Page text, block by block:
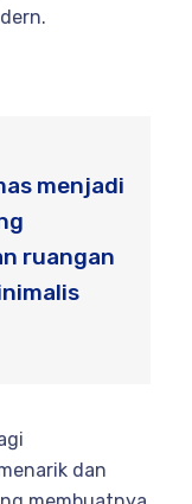
menjadi
ruangan
dan